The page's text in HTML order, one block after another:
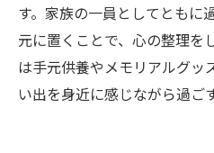
す。家族の一員としてともに
元に置くことで、心の整理を
は手元供養やメモリアルグッ
い出を身近に感じながら過ご